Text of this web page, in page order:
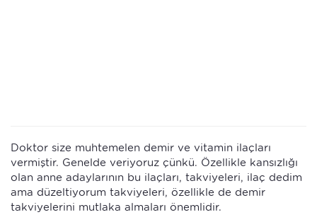
Doktor size muhtemelen demir ve vitamin ilaçları
vermiştir. Genelde veriyoruz çünkü. Özellikle kansızlığı
olan anne adaylarının bu ilaçları, takviyeleri, ilaç dedim
ama düzeltiyorum takviyeleri, özellikle de demir
takviyelerini mutlaka almaları önemlidir.